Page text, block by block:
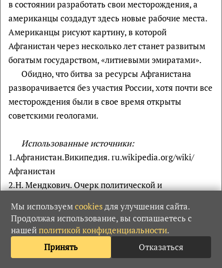
в состоянии разработать свои месторождения, а
американцы создадут здесь новые рабочие места.
Американцы рисуют картину, в которой
Афганистан через несколько лет станет развитым
богатым государством, «литиевыми эмиратами».
Обидно, что битва за ресурсы Афганистана
разворачивается без участия России, хотя почти все
месторождения были в свое время открыты
советскими геологами.
Использованные источники:
1.Афганистан.Википедия. ru.wikipedia.org/wiki/
Афганистан
2.Н. Мендкович. Очерк политической и
http://www.perspektivy.info/rus/desk/ocherk_politich
eskoj_i_ekonomicheskoj_situacii_v_sovremennom_afg
anistane_chast_vtoraja_taliban_2011-11-11.htm
3.Sayed Zaman Hashemi. Outlook for the mining
Мы используемcookiesдля улучшения сайта.
Продолжая использование, вы соглашаетесь с
нашейполитикой конфиденциальности.
Принять
Отказаться